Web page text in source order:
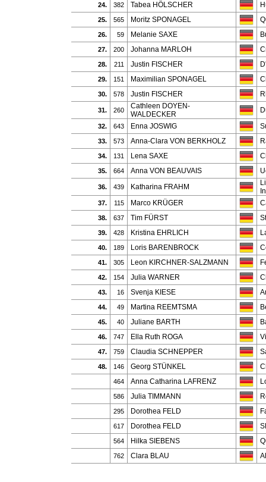
24. 382 Tabea HÖLSCHER
25. 565 Moritz SPONAGEL
26. 59 Melanie SAXE
27. 200 Johanna MARLOH
28. 211 Justin FISCHER
29. 151 Maximilian SPONAGEL
30. 578 Justin FISCHER
31. 260
Cathleen DOYEN-
WALDECKER
32. 643 Enna JOSWIG
33. 573 Anna-Clara VON BERKHOLZ
34. 131 Lena SAXE
35. 664 Anna VON BEAUVAIS
36. 439 Katharina FRAHM
37. 115 Marco KRÜGER
38. 637 Tim FÜRST
39. 428 Kristina EHRLICH
40. 189 Loris BARENBROCK
41. 305 Leon KIRCHNER-SALZMANN
42. 154 Julia WARNER
43. 16 Svenja KIESE
44. 49 Martina REEMTSMA
45. 40 Juliane BARTH
46. 747 Ella Ruth ROGA
47. 759 Claudia SCHNEPPER
48. 146 Georg STÜNKEL
464 Anna Catharina LAFRENZ
586 Julia TIMMANN
295 Dorothea FELD
617 Dorothea FELD
564 Hilka SIEBENS
762 Clara BLAU